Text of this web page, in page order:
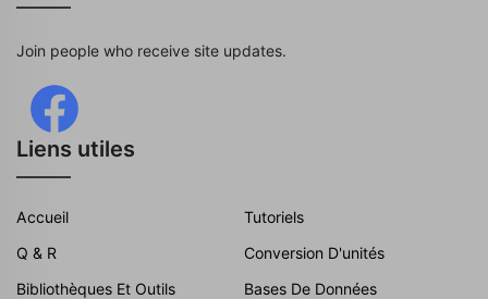
Join people who receive site updates.
Liens utiles
Accueil
Tutoriels
Q & R
Conversion D'unités
Bibliothèques Et Outils
Bases De Données